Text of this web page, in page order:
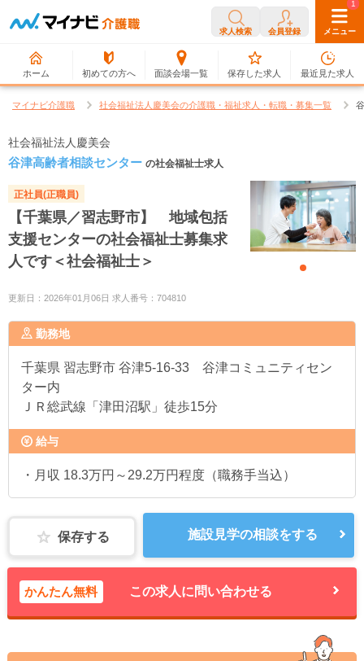
求人検索 会員登録 メニュー
ホーム 初めての方へ 面談会場一覧
0
保存した求人
1
最近見た求人
マイナビ介護職 社会福祉法人慶美会の介護職・福祉求人・転職・募集一覧
社会福祉法人慶美会
谷津高齢者相談センター の社会福祉士求人
正社員(正職員)
【千葉県／習志野市】 地域包括
支援センターの社会福祉士募集求
人です＜社会福祉士＞
更新日：2026年01月06日 求人番号：704810
勤務地
千葉県 習志野市 谷津5-16-33 谷津コミュニティセン
ター内
ＪＲ総武線「津田沼駅」徒歩15分
給与
・月収 18.3万円～29.2万円程度（職務手当込）
保存する 施設見学の相談をする
かんたん無料 この求人に問い合わせる